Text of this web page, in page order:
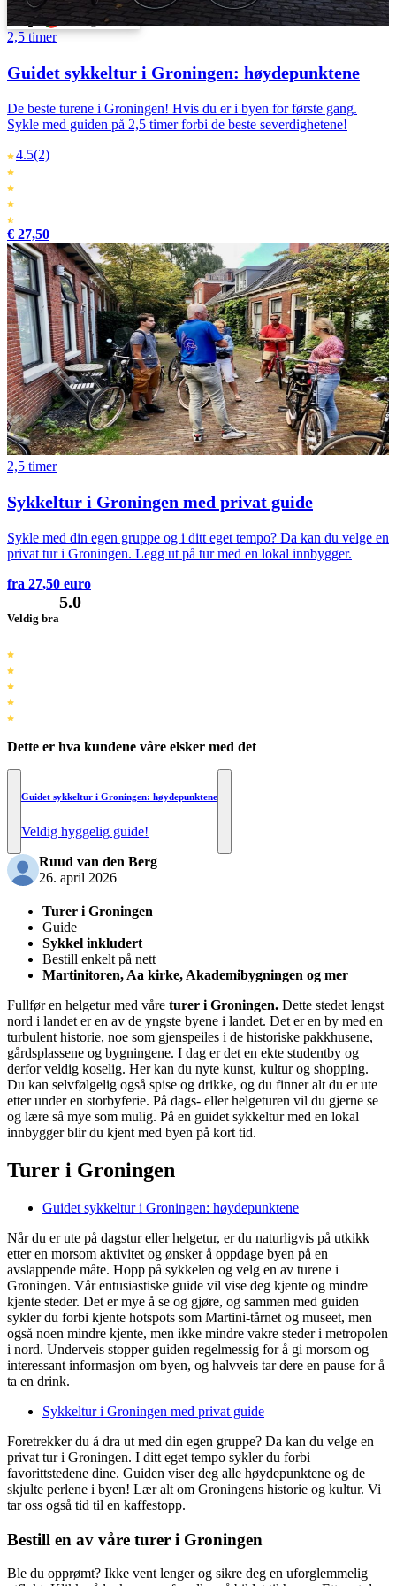
Português
2,5 timer
Guidet sykkeltur i Groningen: høydepunktene
De beste turene i Groningen! Hvis du er i byen for første gang.
Sykle med guiden på 2,5 timer forbi de beste severdighetene!
4.5(2)
€ 27,50
2,5 timer
Sykkeltur i Groningen med privat guide
Sykle med din egen gruppe og i ditt eget tempo? Da kan du velge en
privat tur i Groningen. Legg ut på tur med en lokal innbygger.
fra 27,50 euro
Veldig bra
5.0
Dette er hva kundene våre elsker med det
Guidet sykkeltur i Groningen: høydepunktene
Veldig hyggelig guide!
Ruud van den Berg
26. april 2026
Turer i Groningen
Guide
Sykkel inkludert
Bestill enkelt på nett
Martinitoren, Aa kirke, Akademibygningen og mer
Fullfør en helgetur med våre turer i Groningen. Dette stedet lengst
nord i landet er en av de yngste byene i landet. Det er en by med en
turbulent historie, noe som gjenspeiles i de historiske pakkhusene,
gårdsplassene og bygningene. I dag er det en ekte studentby og
derfor veldig koselig. Her kan du nyte kunst, kultur og shopping.
Du kan selvfølgelig også spise og drikke, og du finner alt du er ute
etter under en storbyferie. På dags- eller helgeturen vil du gjerne se
og lære så mye som mulig. På en guidet sykkeltur med en lokal
innbygger blir du kjent med byen på kort tid.
Turer i Groningen
Guidet sykkeltur i Groningen: høydepunktene
Når du er ute på dagstur eller helgetur, er du naturligvis på utkikk
etter en morsom aktivitet og ønsker å oppdage byen på en
avslappende måte. Hopp på sykkelen og velg en av turene i
Groningen. Vår entusiastiske guide vil vise deg kjente og mindre
kjente steder. Det er mye å se og gjøre, og sammen med guiden
sykler du forbi kjente hotspots som Martini-tårnet og museet, men
også noen mindre kjente, men ikke mindre vakre steder i metropolen
i nord. Underveis stopper guiden regelmessig for å gi morsom og
interessant informasjon om byen, og halvveis tar dere en pause for å
ta en drink.
Sykkeltur i Groningen med privat guide
Foretrekker du å dra ut med din egen gruppe? Da kan du velge en
privat tur i Groningen. I ditt eget tempo sykler du forbi
favorittstedene dine. Guiden viser deg alle høydepunktene og de
skjulte perlene i byen! Lær alt om Groningens historie og kultur. Vi
tar oss også tid til en kaffestopp.
Bestill en av våre turer i Groningen
Ble du opprømt? Ikke vent lenger og sikre deg en uforglemmelig